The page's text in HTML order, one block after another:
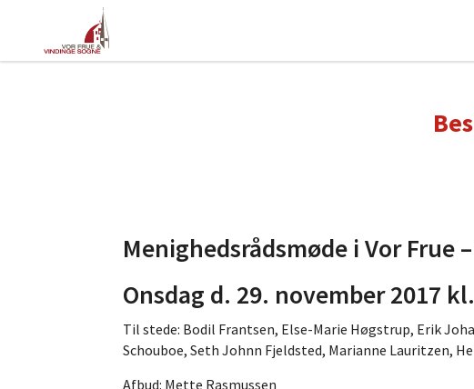
Menighedsrådsmøde i Vor Frue
Onsdag d. 29. november 2017
Til stede: Bodil Frantsen, Else-Marie Høgstrup, Erik
Schouboe, Seth Johnn Fjeldsted, Marianne Lauritzen,
Afbud: Mette Rasmussen